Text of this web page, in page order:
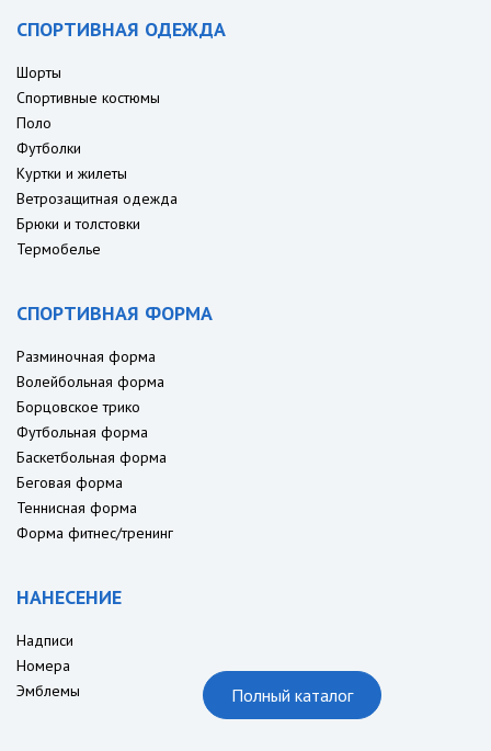
СПОРТИВНАЯ ОДЕЖДА
Шорты
Спортивные костюмы
Поло
Футболки
Куртки и жилеты
Ветрозащитная одежда
Брюки и толстовки
Термобелье
СПОРТИВНАЯ ФОРМА
Разминочная форма
Волейбольная форма
Борцовское трико
Футбольная форма
Баскетбольная форма
Беговая форма
Теннисная форма
Форма фитнес/тренинг
НАНЕСЕНИЕ
Надписи
Номера
Эмблемы
Полный каталог